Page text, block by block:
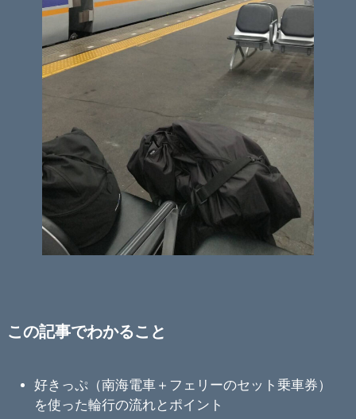
この記事でわかること
好きっぷ（南海電車＋フェリーのセット乗車券）
を使った輪行の流れとポイント